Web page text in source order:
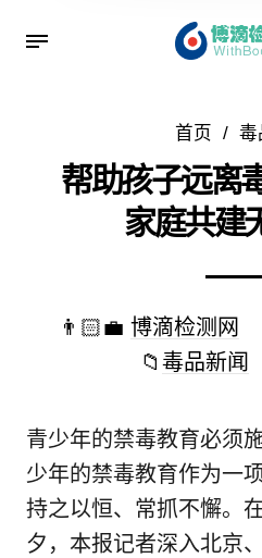
首页 / 毒
帮助孩子远离
家庭共建
👨🏻‍💼 博滴检测网
📁 毒品新闻
青少年的禁毒教育必须
少年的禁毒教育作为一
持之以恒、常抓不懈。
夕，本报记者深入北京